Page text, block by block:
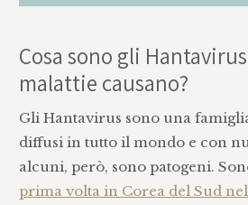
Cosa sono gli
malattie causano?
Gli Hantavirus sono una
diffusi in tutto il mondo e con
alcuni, però, sono patogeni.
prima volta in Corea del Sud nel